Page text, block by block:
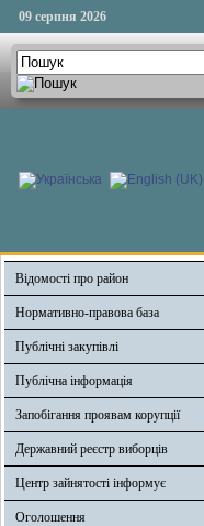
09 серпня 2026
Відомості про район
Нормативно-правова база
Публічні закупівлі
Публічна інформація
Запобігання проявам корупції
Державний реєстр виборців
Центр зайнятості інформує
Оголошення